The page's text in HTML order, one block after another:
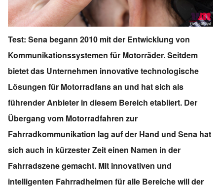
Test: Sena begann 2010 mit der Entwicklung von
Kommunikationssystemen für Motorräder. Seitdem
bietet das Unternehmen innovative technologische
Lösungen für Motorradfans an und hat sich als
führender Anbieter in diesem Bereich etabliert. Der
Übergang vom Motorradfahren zur
Fahrradkommunikation lag auf der Hand und Sena hat
sich auch in kürzester Zeit einen Namen in der
Fahrradszene gemacht. Mit innovativen und
intelligenten Fahrradhelmen für alle Bereiche will der